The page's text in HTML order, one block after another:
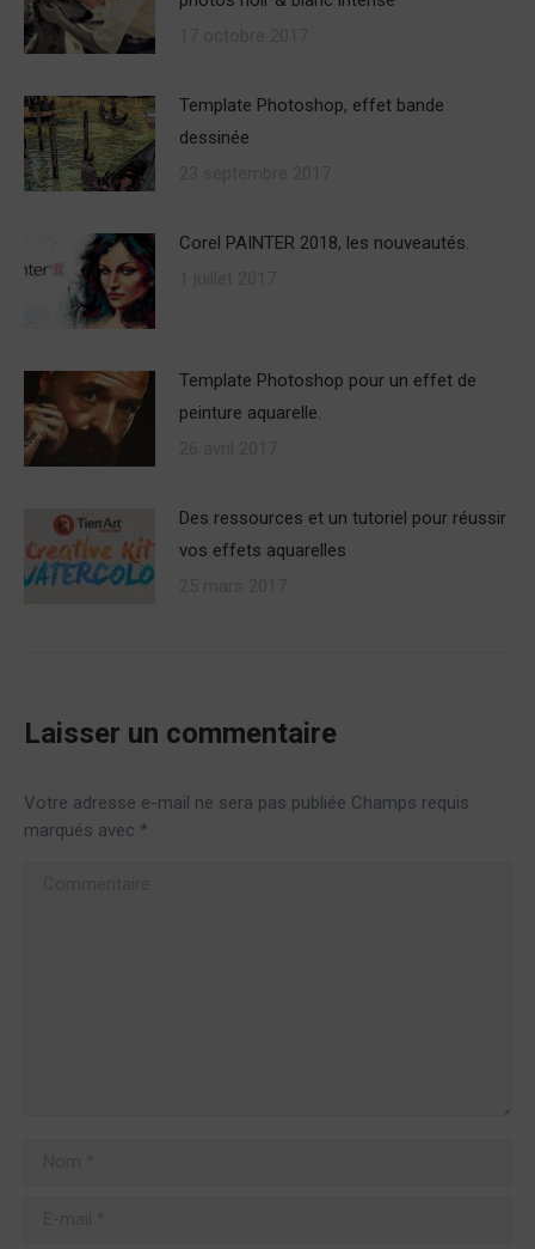
Template Photoshop, effet bande
dessinée
Corel PAINTER 2018, les nouveautés.
Template Photoshop pour un effet de
peinture aquarelle.
Des ressources et un tutoriel pour réussir
vos effets aquarelles
Laisser un commentaire
Votre adresse e-mail ne sera pas publiée Champs requis
marqués avec *